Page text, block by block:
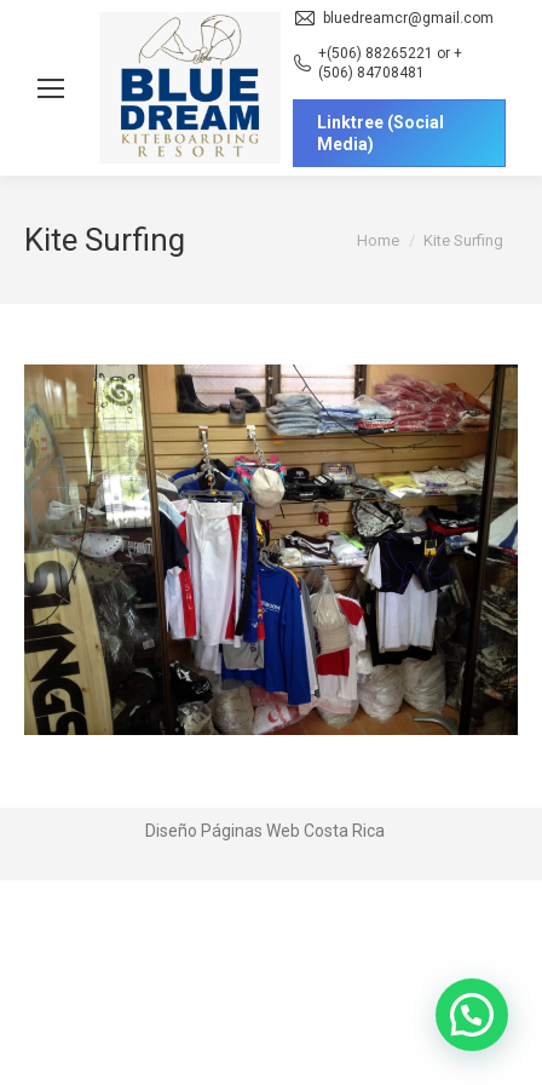
bluedreamcr@gmail.com
+(506) 88265221 or +
(506) 84708481
Linktree (Social
Media)
Kite Surfing You are here:
Home Kite Surfing
Diseño Páginas Web Costa Rica